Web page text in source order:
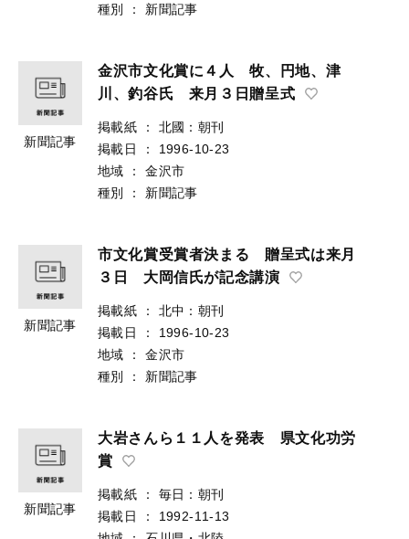
種別
： 新聞記事
新聞記事
金沢市文化賞に４人 牧、円地、津
川、釣谷氏 来月３日贈呈式
掲載紙 ：
北國：朝刊
掲載日
：
1996-10-23
地域
：
金沢市
種別
： 新聞記事
新聞記事
市文化賞受賞者決まる 贈呈式は来月
３日 大岡信氏が記念講演
掲載紙 ：
北中：朝刊
掲載日
：
1996-10-23
地域
：
金沢市
種別
： 新聞記事
新聞記事
大岩さんら１１人を発表 県文化功労
賞
掲載紙 ：
毎日：朝刊
掲載日
：
1992-11-13